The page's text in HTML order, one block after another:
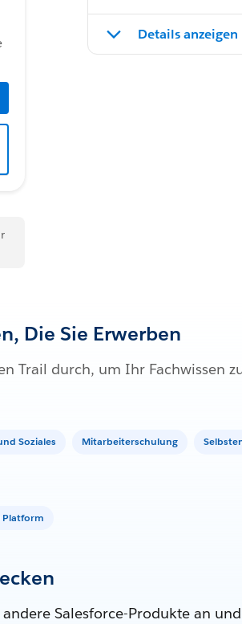
Details anzeigen
Die Sie Erwerben
Trail durch, um Ihr Fachwissen
Soziales Mitarbeiterschulung
Platform
andere Salesforce-Produkte an